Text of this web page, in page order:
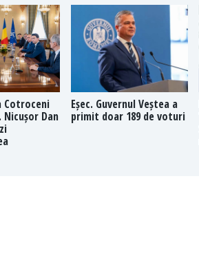
Cotroceni
Dan
Eșec. Guvernul Veștea a
primit doar 189 de voturi